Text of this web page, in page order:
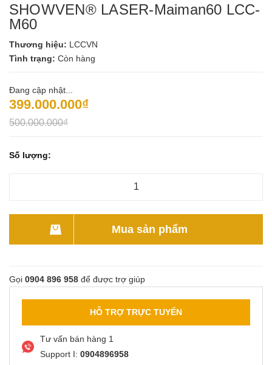
SHOWVEN® LASER-Maiman60 LCC-
M60
Thương hiệu: LCCVN
Tình trạng: Còn hàng
Đang cập nhật...
399.000.000₫
500.000.000₫
Số lượng:
Mua sản phẩm
Gọi 0904 896 958 để được trợ giúp
HỖ TRỢ TRỰC TUYẾN
Tư vấn bán hàng 1
Support I: 0904896958